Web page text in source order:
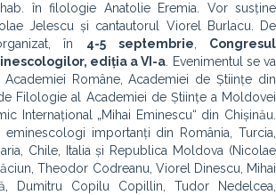
în filologie Anatolie Eremia. Vor susține
Jelescu și cantautorul Viorel Burlacu. De
în 4-5 septembrie
Congresul
ediția a VI-a . Evenimentul se va
Române, Academiei de Științe din
Filologie al Academiei de Științe a Moldovei
Internațional „Mihai Eminescu“ din Chișinău.
importanți din România, Turcia,
Chile, Italia și Republica Moldova (Nicolae
Theodor Codreanu, Viorel Dinescu, Mihai
Dumitru Copilu Copillin, Tudor Nedelcea,